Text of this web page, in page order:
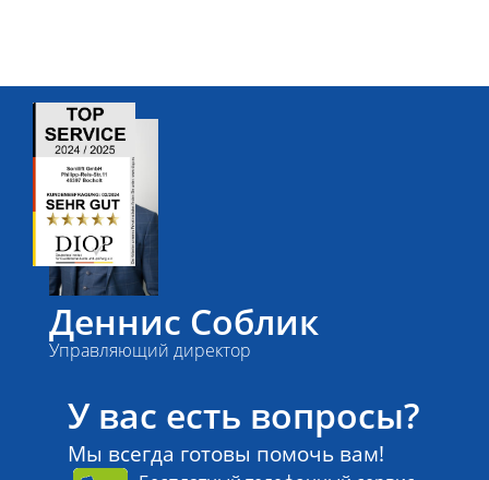
Деннис Соблик
Управляющий директор
У вас есть вопросы?
Мы всегда готовы помочь вам!